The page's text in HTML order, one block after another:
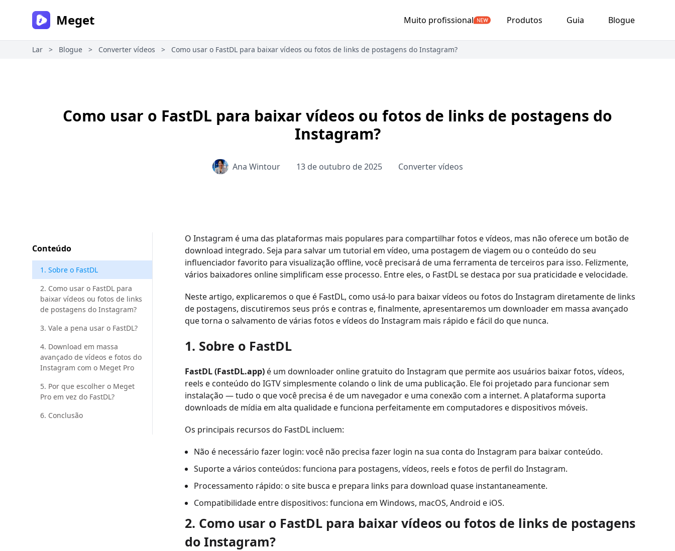
Meget Muito profissional Produtos Guia Blogue
Lar > Blogue > Converter vídeos > Como usar o FastDL para baixar vídeos ou fotos de links de postagens do Instagram?
Como usar o FastDL para baixar vídeos ou fotos de links de postagens do
Instagram?
Ana Wintour 13 de outubro de 2025 Converter vídeos
Conteúdo
1. Sobre o FastDL
2. Como usar o FastDL para
baixar vídeos ou fotos de links
de postagens do Instagram?
3. Vale a pena usar o FastDL?
4. Download em massa
avançado de vídeos e fotos do
Instagram com o Meget Pro
5. Por que escolher o Meget
Pro em vez do FastDL?
6. Conclusão
O Instagram é uma das plataformas mais populares para compartilhar fotos e vídeos, mas não oferece um botão de
download integrado. Seja para salvar um tutorial em vídeo, uma postagem de viagem ou o conteúdo do seu
influenciador favorito para visualização offline, você precisará de uma ferramenta de terceiros para isso. Felizmente,
vários baixadores online simplificam esse processo. Entre eles, o FastDL se destaca por sua praticidade e velocidade.
Neste artigo, explicaremos o que é FastDL, como usá-lo para baixar vídeos ou fotos do Instagram diretamente de links
de postagens, discutiremos seus prós e contras e, finalmente, apresentaremos um downloader em massa avançado
que torna o salvamento de várias fotos e vídeos do Instagram mais rápido e fácil do que nunca.
1. Sobre o FastDL
FastDL (FastDL.app) é um downloader online gratuito do Instagram que permite aos usuários baixar fotos, vídeos,
reels e conteúdo do IGTV simplesmente colando o link de uma publicação. Ele foi projetado para funcionar sem
instalação — tudo o que você precisa é de um navegador e uma conexão com a internet. A plataforma suporta
downloads de mídia em alta qualidade e funciona perfeitamente em computadores e dispositivos móveis.
Os principais recursos do FastDL incluem:
Não é necessário fazer login: você não precisa fazer login na sua conta do Instagram para baixar conteúdo.
Suporte a vários conteúdos: funciona para postagens, vídeos, reels e fotos de perfil do Instagram.
Processamento rápido: o site busca e prepara links para download quase instantaneamente.
Compatibilidade entre dispositivos: funciona em Windows, macOS, Android e iOS.
2. Como usar o FastDL para baixar vídeos ou fotos de links de postagens
do Instagram?